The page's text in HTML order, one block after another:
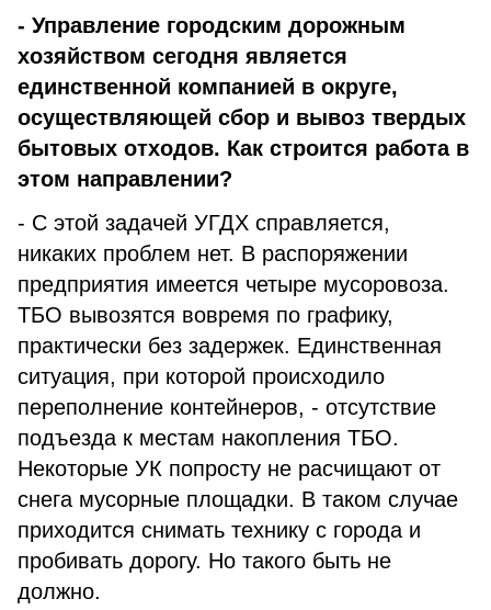
- Управление городским дорожным
хозяйством сегодня является
единственной компанией в округе,
осуществляющей сбор и вывоз твердых
бытовых отходов. Как строится работа в
этом направлении?
- С этой задачей УГДХ справляется,
никаких проблем нет. В распоряжении
предприятия имеется четыре мусоровоза.
ТБО вывозятся вовремя по графику,
практически без задержек. Единственная
ситуация, при которой происходило
переполнение контейнеров, - отсутствие
подъезда к местам накопления ТБО.
Некоторые УК попросту не расчищают от
снега мусорные площадки. В таком случае
приходится снимать технику с города и
пробивать дорогу. Но такого быть не
должно.